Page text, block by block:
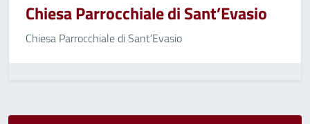
Chiesa Parrocchiale di Sant’Evasio
Chiesa Parrocchiale di Sant’Evasio